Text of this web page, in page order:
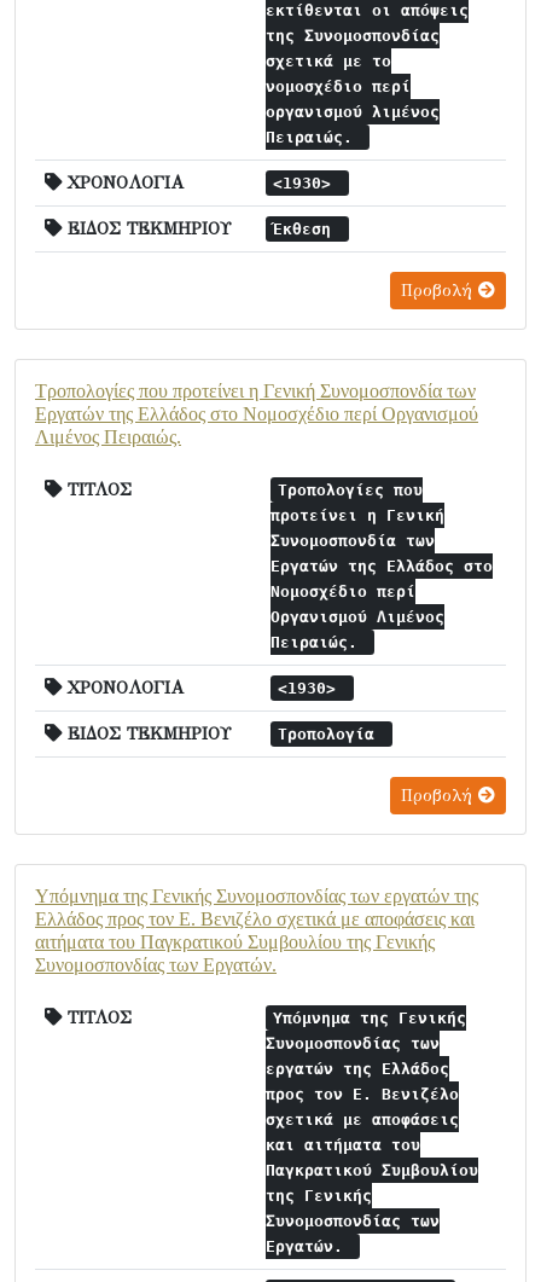
εκτίθενται οι απόψεις
της Συνομοσπονδίας
σχετικά με το
νομοσχέδιο περί
οργανισμού λιμένος
Πειραιώς.
ΧΡΟΝΟΛΟΓΙΑ <1930>
ΕΙΔΟΣ ΤΕΚΜΗΡΙΟΥ Έκθεση
Προβολή
Τροπολογίες που προτείνει η Γενική Συνομοσπονδία των
Εργατών της Ελλάδος στο Νομοσχέδιο περί Οργανισμού
Λιμένος Πειραιώς.
ΤΙΤΛΟΣ
Τροπολογίες που
προτείνει η Γενική
Συνομοσπονδία των
Εργατών της Ελλάδος στο
Νομοσχέδιο περί
Οργανισμού Λιμένος
Πειραιώς.
ΧΡΟΝΟΛΟΓΙΑ <1930>
ΕΙΔΟΣ ΤΕΚΜΗΡΙΟΥ Τροπολογία
Προβολή
Υπόμνημα της Γενικής Συνομοσπονδίας των εργατών της
Ελλάδος προς τον Ε. Βενιζέλο σχετικά με αποφάσεις και
αιτήματα του Παγκρατικού Συμβουλίου της Γενικής
Συνομοσπονδίας των Εργατών.
ΤΙΤΛΟΣ
Υπόμνημα της Γενικής
Συνομοσπονδίας των
εργατών της Ελλάδος
προς τον Ε. Βενιζέλο
σχετικά με αποφάσεις
και αιτήματα του
Παγκρατικού Συμβουλίου
της Γενικής
Συνομοσπονδίας των
Εργατών.